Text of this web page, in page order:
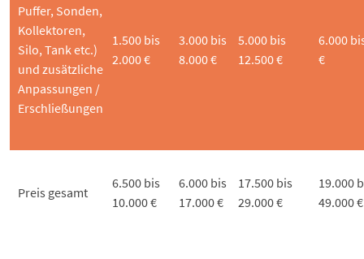
Puffer, Sonden,
Kollektoren,
Silo, Tank etc.)
und zusätzliche
Anpassungen /
Erschließungen
1.500 bis
2.000 €
3.000 bis
8.000 €
5.000 bis
12.500 €
6.000
€
Preis gesamt
6.500 bis
10.000 €
6.000 bis
17.000 €
17.500 bis
29.000 €
19.000
49.000 €